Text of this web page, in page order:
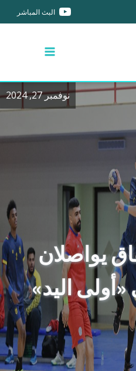
البث المباشر
نوفمبر 27, 2024
يواصلان
اليد»